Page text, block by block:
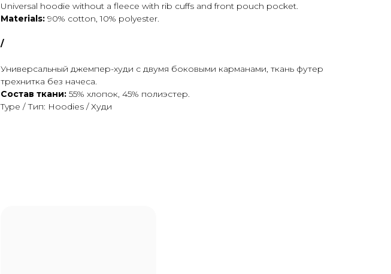
Universal hoodie without a fleece with rib cuffs and front pouch pocket.
Materials: 90% cotton, 10% polyester.
/
Универсальный джемпер-худи с двумя боковыми карманами, ткань футер
трехнитка без начеса.
Состав ткани: 55% хлопок, 45% полиэстер.
Type / Тип: Hoodies / Худи